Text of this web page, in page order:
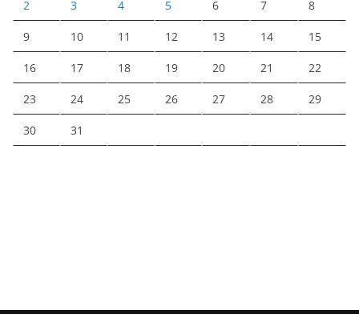
2 3 4 5 6 7 8
9 10 11 12 13 14 15
16 17 18 19 20 21 22
23 24 25 26 27 28 29
30 31